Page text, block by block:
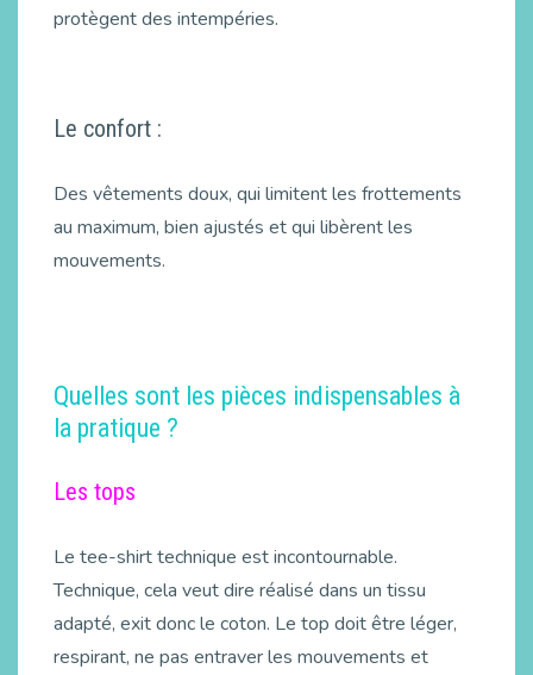
protègent des intempéries.
Le confort :
Des vêtements doux, qui limitent les frottements
au maximum, bien ajustés et qui libèrent les
mouvements.
Quelles sont les pièces indispensables à
la pratique ?
Les tops
Le tee-shirt technique est incontournable.
Technique, cela veut dire réalisé dans un tissu
adapté, exit donc le coton. Le top doit être léger,
respirant, ne pas entraver les mouvements et